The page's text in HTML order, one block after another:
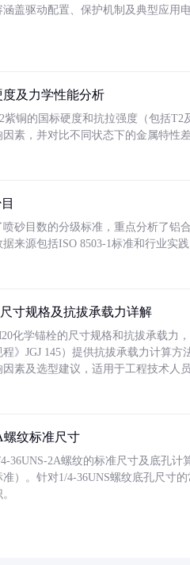
盖驱动配置、保护机制及典型应用
及力学性能分析
紫铜的国标硬度和抗拉强度（包括T2
素，并对比不同状态下的金属特性
砂目数的分级标准，重点分析了铝
来源包括ISO 8503-1标准和行业实
寸规格及抗拔承载力详解
化学锚栓的尺寸规格和抗拔承载力
》JGJ 145）提供抗拔承载力计算
素及选型建议，适用于工程技术人员
螺纹标准尺寸
36UNS-2A螺纹的标准尺寸及底孔
准）。针对1/4-36UNS螺纹底孔尺